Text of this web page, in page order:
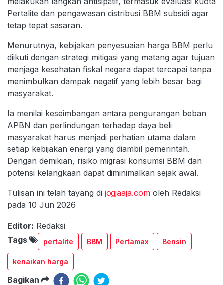
Pertalite dan pengawasan distribusi BBM subsidi agar
tetap tepat sasaran.
Menurutnya, kebijakan penyesuaian harga BBM perlu
diikuti dengan strategi mitigasi yang matang agar tujuan
menjaga kesehatan fiskal negara dapat tercapai tanpa
menimbulkan dampak negatif yang lebih besar bagi
masyarakat.
Ia menilai keseimbangan antara pengurangan beban
APBN dan perlindungan terhadap daya beli
masyarakat harus menjadi perhatian utama dalam
setiap kebijakan energi yang diambil pemerintah.
Dengan demikian, risiko migrasi konsumsi BBM dan
potensi kelangkaan dapat diminimalkan sejak awal.
Tulisan ini telah tayang di jogjaaja.com oleh Redaksi
pada 10 Jun 2026
Editor: Redaksi
Tags
pertalite BBM Pertamax Bensin
kenaikan harga
Bagikan